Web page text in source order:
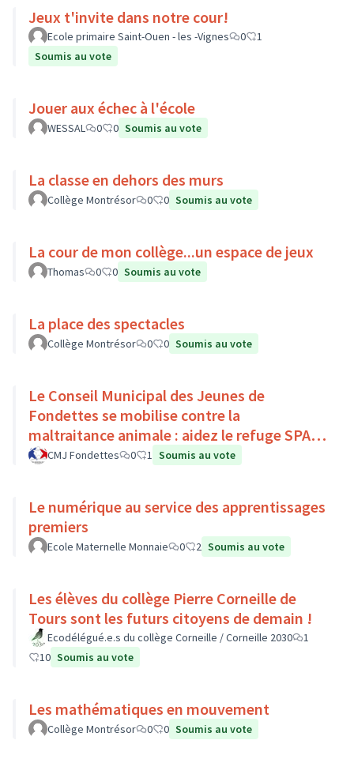
Jeux t'invite dans notre cour!
Ecole primaire Saint-Ouen - les -Vignes 0
1
Soumis au vote
Jouer aux échec à l'école
WESSAL 0 0 Soumis au vote
La classe en dehors des murs
Collège Montrésor 0 0 Soumis au vote
La cour de mon collège...un espace de jeux
Thomas 0 0 Soumis au vote
La place des spectacles
Collège Montrésor 0 0 Soumis au vote
Le Conseil Municipal des Jeunes de
Fondettes se mobilise contre la
maltraitance animale : aidez le refuge SPA
de Luynes !
CMJ Fondettes 0 1 Soumis au vote
Le numérique au service des apprentissages
premiers
Ecole Maternelle Monnaie 0 2 Soumis au vote
Les élèves du collège Pierre Corneille de
Tours sont les futurs citoyens de demain !
Ecodélégué.e.s du collège Corneille / Corneille 2030
1
10 Soumis au vote
Les mathématiques en mouvement
Collège Montrésor 0 0 Soumis au vote